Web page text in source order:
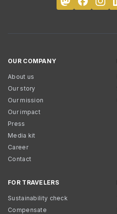
OUR COMPANY
About us
Our story
Our mission
Our impact
Press
Media kit
Career
Contact
FOR TRAVELERS
Sustainability check
Compensate